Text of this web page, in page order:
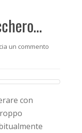
un commento
con